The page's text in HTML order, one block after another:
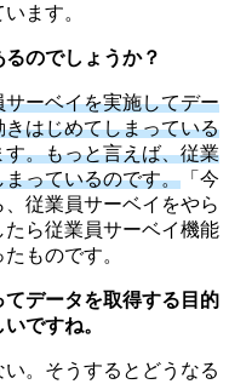
ます。
のでしょうか？
ーベイを実施してデー
はじめてしまっている
。もっと言えば、従業
っているのです。 「今
従業員サーベイをやら
ら従業員サーベイ機能
ものです。
データを取得する目的
ですね。
い。そうするとどうなる